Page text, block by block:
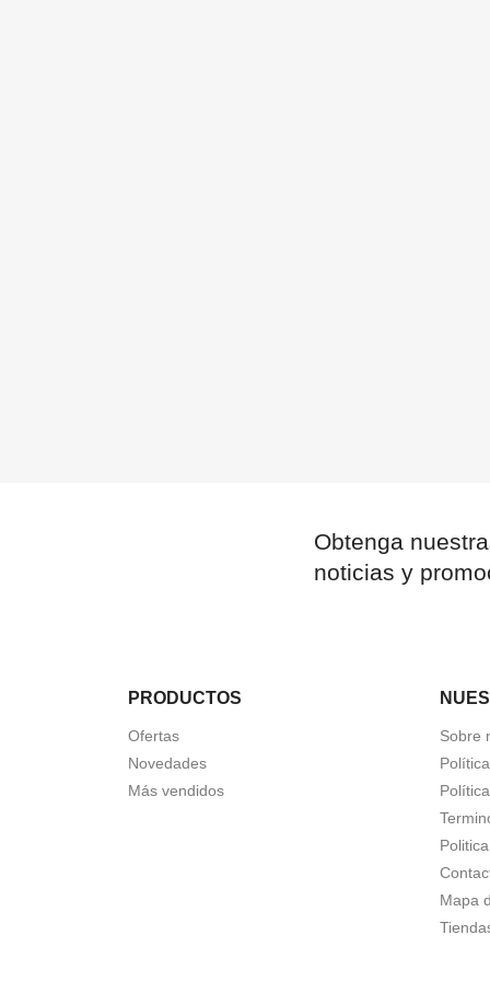
Obtenga
noticias y
PRODUCTOS
Ofertas
Novedades
Más vendidos
Sobre
Mapa